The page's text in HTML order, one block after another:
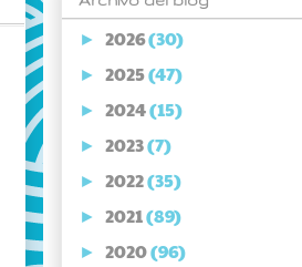
► 2026(30)
► 2025(47)
► 2024(15)
► 2023(7)
► 2022(35)
► 2021(89)
► 2020(96)